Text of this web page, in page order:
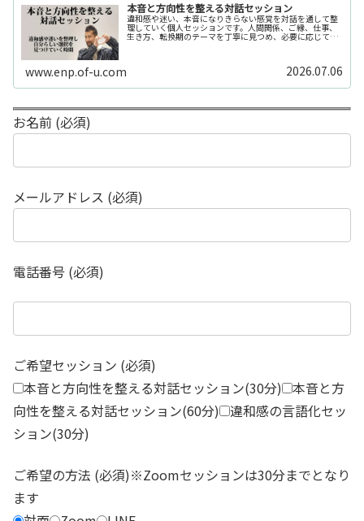
本音と方向性を整える対話セッション
違和感や迷い、本音になりきらない感覚を対話を通して整
理していく個人セッションです。人間関係、ご縁、仕事、
生き方、転換期のテーマを丁寧に見つめ、必要に応じてカ
www.enp.of-u.com 2026.07.06
お名前 (必須)
メールアドレス (必須)
電話番号 (必須)
ご希望セッション (必須)
本音と方向性を整える対話セッション(30分) 本音と方
向性を整える対話セッション(60分) 違和感の言語化セッ
ション(30分)
ご希望の方法 (必須)※Zoomセッションは30分までとなり
ます